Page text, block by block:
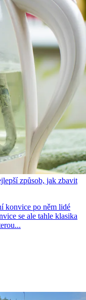
způsob, jak zbavit
konvice po něm lidé
se ale tahle klasika